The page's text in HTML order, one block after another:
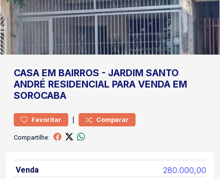
CASA EM BAIRROS - JARDIM SANTO
ANDRÉ RESIDENCIAL PARA VENDA EM
SOROCABA
Favoritar | Comparar
Compartilhe:
Venda 280.000,00